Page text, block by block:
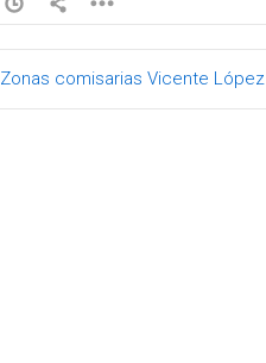
Zonas comisarias Vicente López